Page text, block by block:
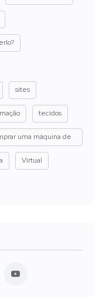
sites
tecidos
uma máquina de
Virtual